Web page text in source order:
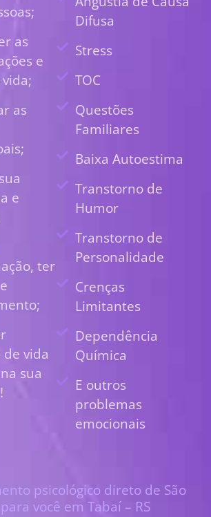
as
e
as
e
ter
vida
sua
Difusa
Stress
TOC
Questões
Familiares
Baixa Autoestima
Transtorno de
Humor
Transtorno de
Personalidade
Crenças
Limitantes
Dependência
Química
E outros
problemas
emocionais
psicológico direto de São
você em Tabaí – RS